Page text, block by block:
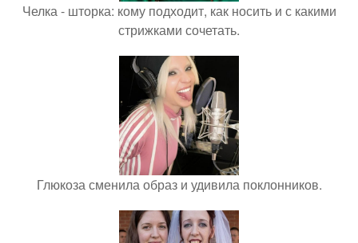
Челка - шторка: кому подходит, как носить и с какими
стрижками сочетать.
Глюкоза сменила образ и удивила поклонников.